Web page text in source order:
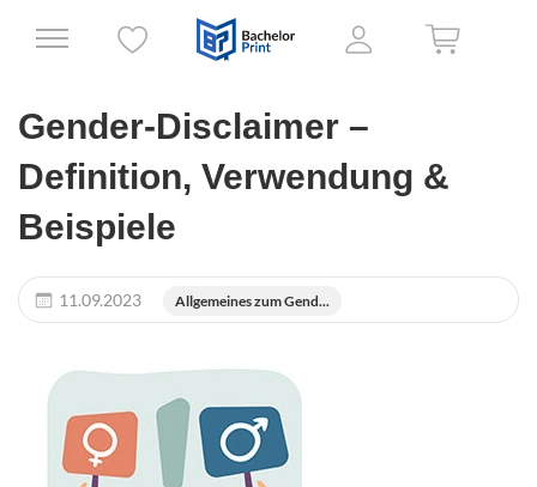
Gender-Disclaimer –
Definition, Verwendung &
Beispiele
11.09.2023 Allgemeines zum Gend...